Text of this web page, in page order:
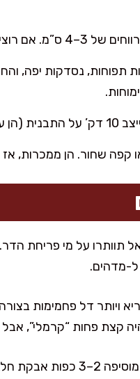
שקד שלם/חצי שקד ולוחצים בעדינות.
תפוחות, נסדקות
לצינון מלא.
קפה שחור. הן ממכרות,
תוותרו על מי פריחת
ל-מדהים.
ויותר דל פחמימות
קצת פחות “קרמלי”,
לגרסה עשיר בחלבון,